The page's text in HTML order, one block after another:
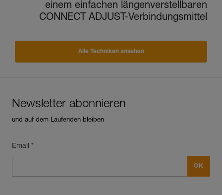
einem einfachen längenverstellbaren
CONNECT ADJUST-Verbindungsmittel
Alle Techniken ansehen
Newsletter abonnieren
und auf dem Laufenden bleiben
Email *